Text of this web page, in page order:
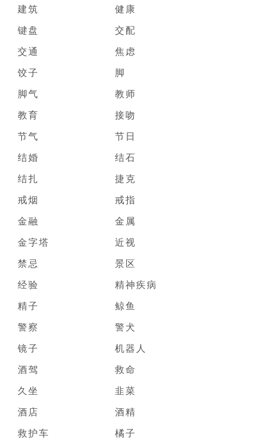
建筑
健康
键盘
交配
交通
焦虑
饺子
脚
脚气
教师
教育
接吻
节气
节日
结婚
结石
结扎
捷克
戒烟
戒指
金融
金属
金字塔
近视
禁忌
景区
经验
精神疾病
精子
鲸鱼
警察
警犬
镜子
机器人
酒驾
救命
久坐
韭菜
酒店
酒精
救护车
橘子